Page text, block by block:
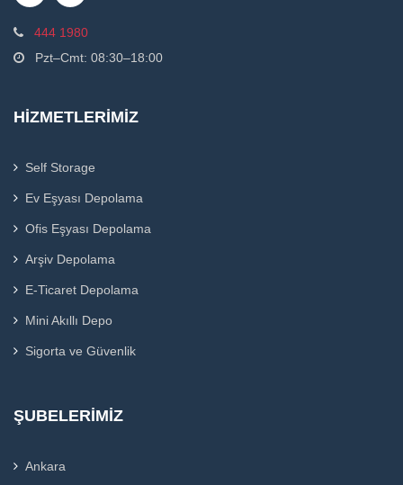
444 1980
Pzt–Cmt: 08:30–18:00
HIZMETLERIMIZ
Self Storage
Ev Eşyası Depolama
Ofis Eşyası Depolama
Arşiv Depolama
E-Ticaret Depolama
Mini Akıllı Depo
Sigorta ve Güvenlik
ŞUBELERIMIZ
Ankara